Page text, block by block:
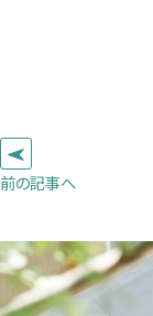
前の記事へ